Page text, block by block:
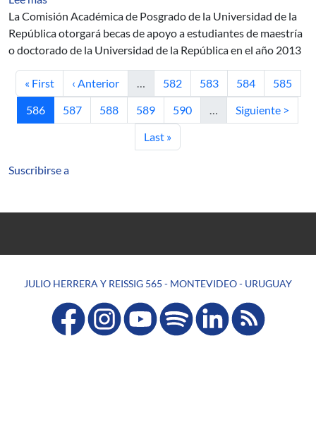
La Comisión Académica de Posgrado de la Universidad de la
República otorgará becas de apoyo a estudiantes de maestría
o doctorado de la Universidad de la República en el año 2013
Primera página
« First Página anterior
‹ Anterior … Página
582 Página
583 Página
584 Página
585
Página actual
586 Página
587 Página
588 Página
589 Página
590 … Siguiente página
Siguiente >
Última página
Last »
Suscribirse a
JULIO HERRERA Y REISSIG 565 - MONTEVIDEO - URUGUAY